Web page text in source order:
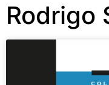
Rodrigo